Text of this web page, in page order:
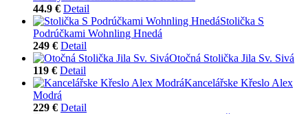
44.9 € Detail
Stolička S
Podrúčkami Wohnling Hnedá
249 € Detail
Otočná Stolička Jila Sv. Sivá
119 € Detail
Kancelářske Křeslo Alex
Modrá
229 € Detail